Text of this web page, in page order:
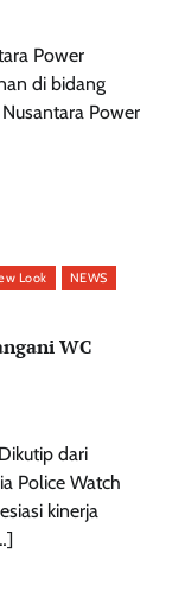
Power
di bidang
Power
Look
NEWS
WC
dari
Police Watch
kinerja